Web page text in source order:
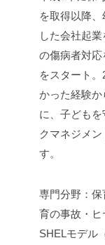
を取得以降、
した会社起業
の傷病者対応
をスタート
かった経験
に、子ども
クマネジメ
す。
専門分野：
育の事故 ・
SHELモデル